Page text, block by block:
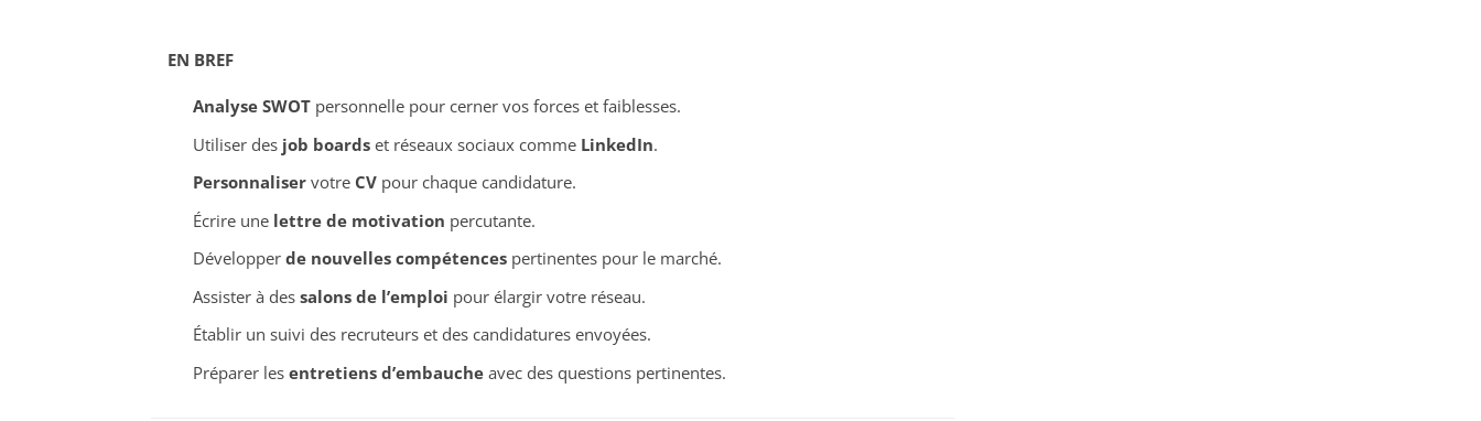
EN BREF
Analyse SWOTpersonnelle pour cerner vos forces et faiblesses.
Utiliser des job boardset réseaux sociaux comme LinkedIn.
Personnaliservotre CVpour chaque candidature.
Écrire une lettre de motivation percutante.
Développer de nouvelles compétencespertinentes pour le marché.
Assister à des salons de l’emploi pour élargir votre réseau.
Établir un suivi des recruteurs et des candidatures envoyées.
Préparer les entretiens d’embaucheavec des questions pertinentes.